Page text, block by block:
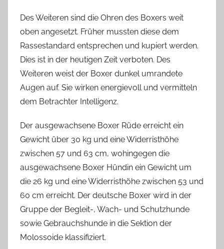
Des Weiteren sind die Ohren des Boxers weit
oben angesetzt. Früher mussten diese dem
Rassestandard entsprechen und kupiert werden.
Dies ist in der heutigen Zeit verboten. Des
Weiteren weist der Boxer dunkel umrandete
Augen auf. Sie wirken energievoll und vermitteln
dem Betrachter Intelligenz.
Der ausgewachsene Boxer Rüde erreicht ein
Gewicht über 30 kg und eine Widerristhöhe
zwischen 57 und 63 cm, wohingegen die
ausgewachsene Boxer Hündin ein Gewicht um
die 26 kg und eine Widerristhöhe zwischen 53 und
60 cm erreicht. Der deutsche Boxer wird in der
Gruppe der Begleit-, Wach- und Schutzhunde
sowie Gebrauchshunde in die Sektion der
Molossoide klassifiziert.